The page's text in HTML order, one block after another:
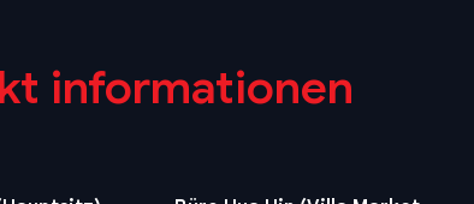
informationen